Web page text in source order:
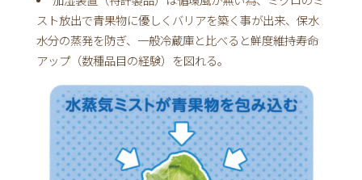
スト放出で青果物に優しくバリアを築く事が出来、保水
水分の蒸発を防ぎ、一般冷蔵庫と比べると鮮度維持寿命
アップ（数種品目の経験）を図れる。